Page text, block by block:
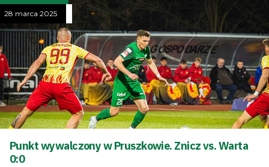
Tryb
oszczędności
28 marca 2025
Punkt wywalczony w Pruszkowie. Znicz vs. Warta
0:0